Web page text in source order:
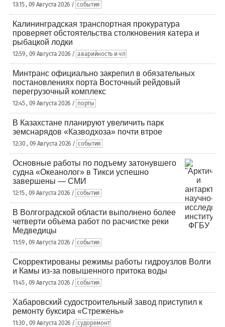
13:15 , 09 Августа 2026 / события
Калининградская транспортная прокуратура
проверяет обстоятельства столкновения катера и
рыбацкой лодки
12:59 , 09 Августа 2026 / аварийность и чп
Минтранс официально закрепил в обязательных
постановлениях порта Восточный рейдовый
перегрузочный комплекс
12:45 , 09 Августа 2026 / порты
В Казахстане планируют увеличить парк
земснарядов «Казводхоза» почти втрое
12:30 , 09 Августа 2026 / события
Основные работы по подъему затонувшего
судна «Океанолог» в Тикси успешно
завершены — СМИ
12:15 , 09 Августа 2026 / события
В Волгоградской области выполнено более
четверти объема работ по расчистке реки
Медведицы
11:59 , 09 Августа 2026 / события
Скорректированы режимы работы гидроузлов Волги
и Камы из-за повышенного притока воды
11:45 , 09 Августа 2026 / события
Хабаровский судостроительный завод приступил к
ремонту буксира «Стрежень»
11:30 , 09 Августа 2026 / судоремонт